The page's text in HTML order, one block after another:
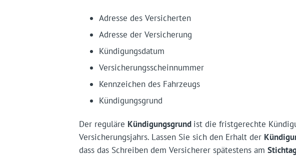
Adresse des Versicherten
Adresse der Versicherung
Kündigungsdatum
Versicherungsscheinnummer
Kennzeichen des Fahrzeugs
Kündigungsgrund
Der reguläre Kündigungsgrund ist die fristgerechte
Versicherungsjahrs. Lassen Sie sich den Erhalt der
dass das Schreiben dem Versicherer spätestens am